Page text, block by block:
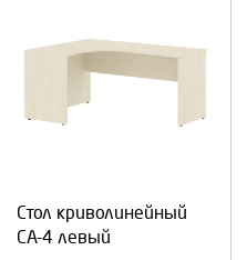
Стол криволинейный
СА-4 левый
Выберите количество:
Продолжить